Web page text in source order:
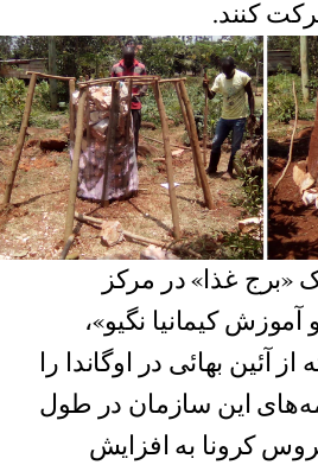
‌کنند.
«برج غذا» در مرکز
کیمانیا نگیو»،
آئین بهائی در اوگاندا را
این سازمان در طول
کرونا به افزایش